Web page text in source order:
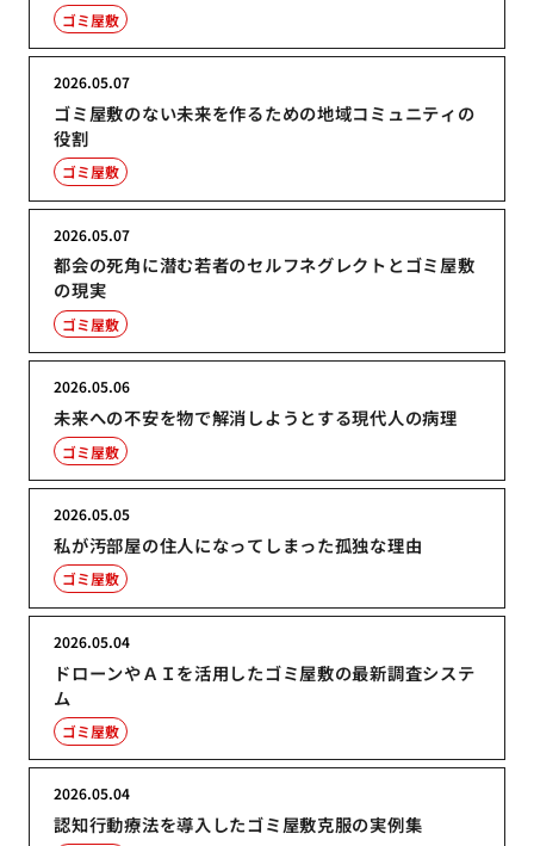
ゴミ屋敷
ゴミ屋敷のない未来を作るための地域コミュニティの
役割
2026.05.07
ゴミ屋敷
都会の死角に潜む若者のセルフネグレクトとゴミ屋敷
の現実
2026.05.07
ゴミ屋敷
未来への不安を物で解消しようとする現代人の病理
2026.05.06
ゴミ屋敷
私が汚部屋の住人になってしまった孤独な理由
2026.05.05
ゴミ屋敷
ドローンやＡＩを活用したゴミ屋敷の最新調査システ
ム
2026.05.04
ゴミ屋敷
認知行動療法を導入したゴミ屋敷克服の実例集
2026.05.04